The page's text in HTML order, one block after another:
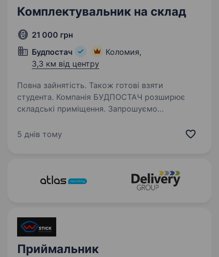
Комплектувальник на склад
21 000 грн
Будпостач
Коломия,
3,3 км від центру
Повна зайнятість. Також готові взяти
студента. Компанія БУДПОСТАЧ розширює
складські приміщення. Запрошуємо
Вимоги: Висока працездатність,
5 днів тому
Приймальник